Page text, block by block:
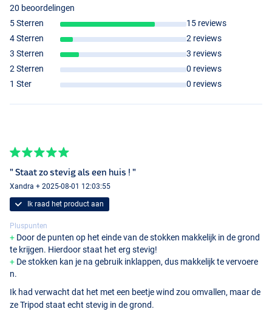
20 beoordelingen
5 Sterren
15 reviews
4 Sterren
2 reviews
3 Sterren
3 reviews
2 Sterren
0 reviews
1 Ster
0 reviews
" Staat zo stevig als een huis ! "
Xandra + 2025-08-01 12:03:55
Ik raad het product aan
Pluspunten
Door de punten op het einde van de stokken makkelijk in de grond
te krijgen. Hierdoor staat het erg stevig!
De stokken kan je na gebruik inklappen, dus makkelijk te vervoere
n.
Ik had verwacht dat het met een beetje wind zou omvallen, maar de
ze Tripod staat echt stevig in de grond.